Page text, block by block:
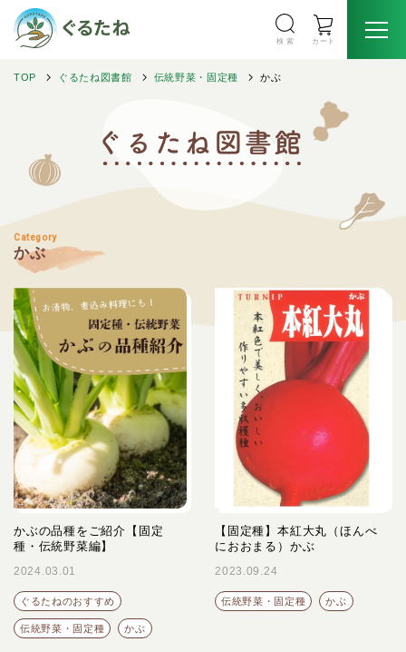
検 索 カート
TOP ぐるたね図書館 伝統野菜・固定種 かぶ
Category
かぶ
かぶの品種をご紹介【固定
種・伝統野菜編】
2024.03.01
ぐるたねのおすすめ
伝統野菜・固定種 かぶ
【固定種】本紅大丸（ほんべ
におおまる）かぶ
2023.09.24
伝統野菜・固定種 かぶ